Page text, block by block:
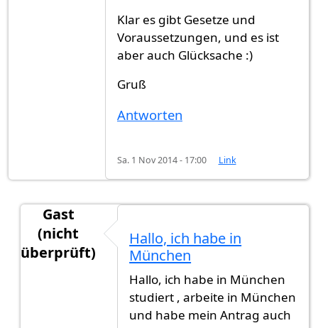
Klar es gibt Gesetze und
Voraussetzungen, und es ist
aber auch Glücksache :)
Gruß
Antworten
Sa. 1 Nov 2014 - 17:00 Link
Gast
(nicht
überprüft)
Hallo, ich habe in
München
Hallo, ich habe in München
studiert , arbeite in München
und habe mein Antrag auch